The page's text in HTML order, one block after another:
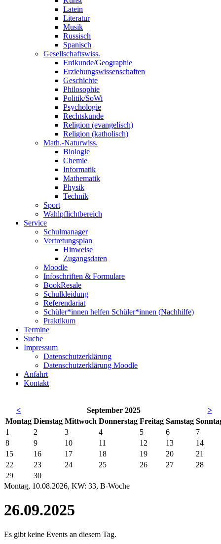
Latein
Literatur
Musik
Russisch
Spanisch
Gesellschaftswiss.
Erdkunde/Geographie
Erziehungswissenschaften
Geschichte
Philosophie
Politik/SoWi
Psychologie
Rechtskunde
Religion (evangelisch)
Religion (katholisch)
Math.-Naturwiss.
Biologie
Chemie
Informatik
Mathematik
Physik
Technik
Sport
Wahlpflichtbereich
Service
Schulmanager
Vertretungsplan
Hinweise
Zugangsdaten
Moodle
Infoschriften & Formulare
BookResale
Schulkleidung
Referendariat
Schüler*innen helfen Schüler*innen (Nachhilfe)
Praktikum
Termine
Suche
Impressum
Datenschutzerklärung
Datenschutzerklärung Moodle
Anfahrt
Kontakt
< September 2025
>
Montag Dienstag Mittwoch Donnerstag Freitag Samstag So
1
2 3 4 5 6
7
8
9 10 11 12 13
14
15
16 17 18 19 20
21
22
23 24 25 26 27
28
29
30
Montag, 10.08.2026, KW: 33, B-Woche
26.09.2025
Es gibt keine Events an diesem Tag.